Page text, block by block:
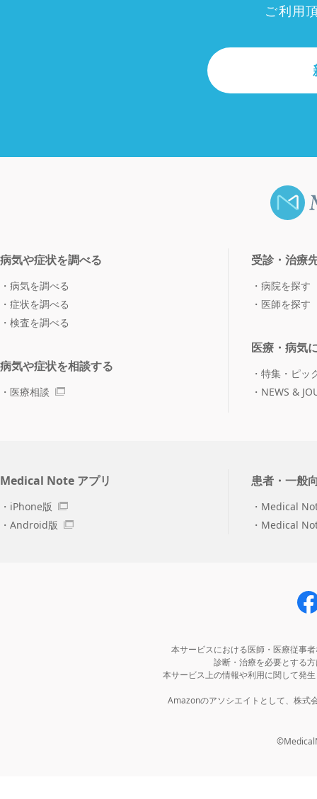
ご利用
病気や症状を調べる
病気を調べる
症状を調べる
検査を調べる
病気や症状を相談する
医療相談
受診・治療
病院を探す
医師を探す
医療・病気
特集・ピッ
NEWS &
Medical Note アプリ
iPhone版
Android版
患者・一般
Medical
Medical
本サービスにおける医師・医療従事
診断・治療を必要とする
本サービス上の情報や利用に関して発
Amazonのアソシエイトとして、株式